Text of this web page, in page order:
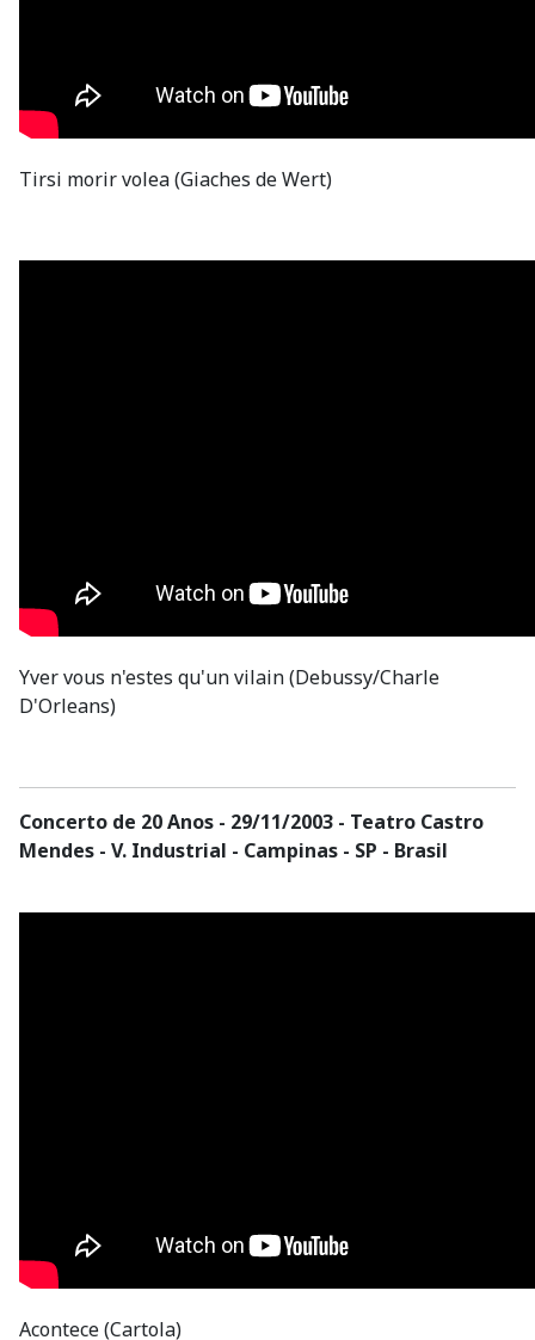
Tirsi morir volea (Giaches de Wert)
Yver vous n'estes qu'un vilain (Debussy/Charle
D'Orleans)
Concerto de 20 Anos - 29/11/2003 - Teatro Castro
Mendes - V. Industrial - Campinas - SP - Brasil
Acontece (Cartola)